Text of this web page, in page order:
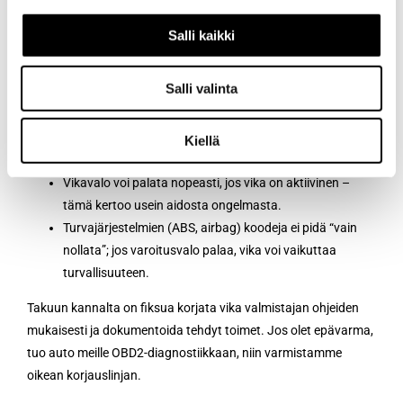
Salli kaikki
Salli valinta
Kiellä
varmistaa, palaako koodi heti takaisin.
Jos poistat koodit,OBD readinessvoi nollautua, ja auto
tarvitsee ajosyklejä, jotta valvonnat valmistuvat
uudelleen.
Vikavalo voi palata nopeasti, jos vika on aktiivinen –
tämä kertoo usein aidosta ongelmasta.
Turvajärjestelmien (ABS, airbag) koodeja ei pidä “vain
nollata”; jos varoitusvalo palaa, vika voi vaikuttaa
turvallisuuteen.
Takuun kannalta on fiksua korjata vika valmistajan ohjeiden
mukaisesti ja dokumentoida tehdyt toimet. Jos olet epävarma,
tuo auto meille OBD2-diagnostiikkaan, niin varmistamme
oikean korjauslinjan.